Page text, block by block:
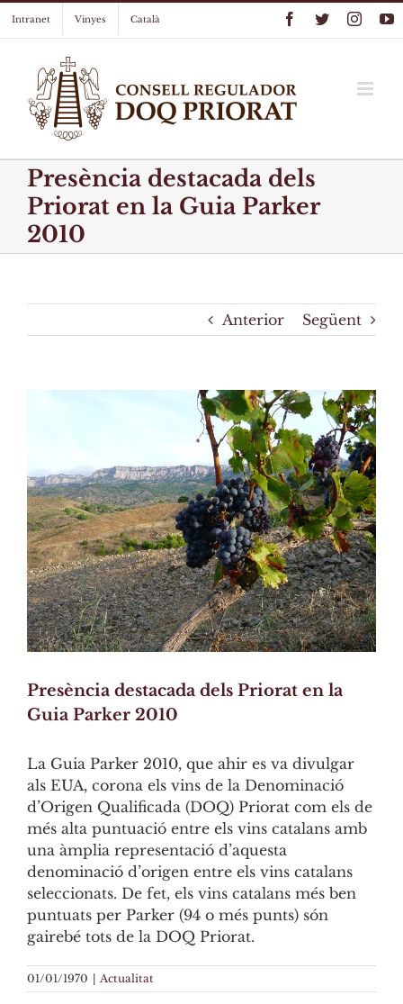
Intranet Vinyes Català Facebook
Twitter
Presència destacada dels
Priorat en la Guia Parker
2010
Anterior Següent
Presència destacada dels Priorat en la
Guia Parker 2010
La Guia Parker 2010, que ahir es va divulgar
als EUA, corona els vins de la Denominació
d’Origen Qualificada (DOQ) Priorat com els de
més alta puntuació entre els vins catalans amb
una àmplia representació d’aquesta
denominació d’origen entre els vins catalans
seleccionats. De fet, els vins catalans més ben
puntuats per Parker (94 o més punts) són
gairebé tots de la DOQ Priorat.
01/01/1970 | Actualitat